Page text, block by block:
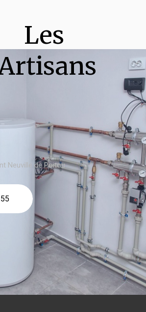
Les
Neuville de Poitou